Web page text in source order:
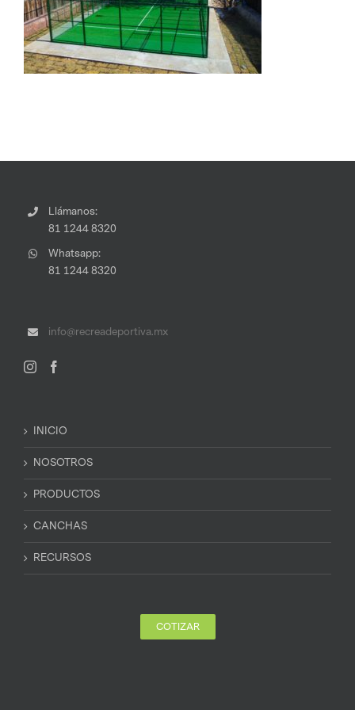
Llámanos:
81 1244 8320
Whatsapp:
81 1244 8320
info@recreadeportiva.mx
INICIO
NOSOTROS
PRODUCTOS
CANCHAS
RECURSOS
COTIZAR